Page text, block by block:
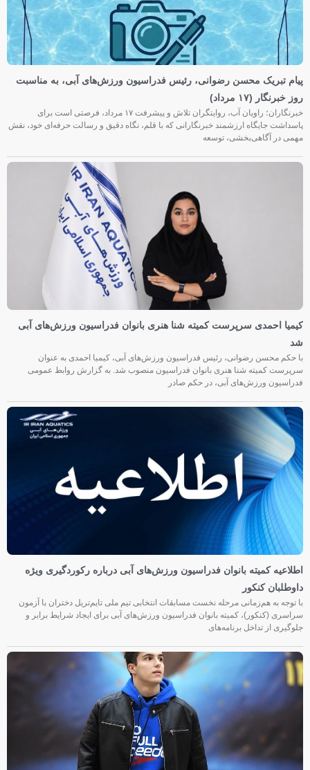
پیام تبریک محسن رضوانی، رئیس فدراسیون ورزش‌های آبی، به مناسبت
روز خبرنگار (۱۷ مرداد)
خبرنگاران؛ راویان آب، روایتگران تلاش و پیشرفت ۱۷ مرداد، فرصتی است برای
پاسداشت جایگاه ارزشمند خبرنگارانی که با قلم، نگاه دقیق و رسالت حرفه‌ای خود، نقش
مهمی در آگاهی‌بخشی، توسعه
کیمیا احمدی سرپرست کمیته شنا هنری بانوان فدراسیون ورزش‌های آبی
شد
با حکم محسن رضوانی، رئیس فدراسیون ورزش‌های آبی، کیمیا احمدی به عنوان
سرپرست کمیته شنا هنری بانوان فدراسیون منصوب شد. به گزارش روابط عمومی
فدراسیون ورزش‌های آبی، در حکم صادر
اطلاعیه کمیته بانوان فدراسیون ورزش‌های آبی درباره رکوردگیری ویژه
داوطلبان کنکور
با توجه به هم‌زمانی مرحله نخست مسابقات انتخابی تیم ملی تایم‌تریل دختران با آزمون
سراسری (کنکور)، کمیته بانوان فدراسیون ورزش‌های آبی برای ایجاد شرایط برابر و
جلوگیری از تداخل برنامه‌های